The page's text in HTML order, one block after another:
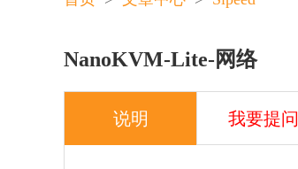
NanoKVM-Lite-网络
说明 我要提问